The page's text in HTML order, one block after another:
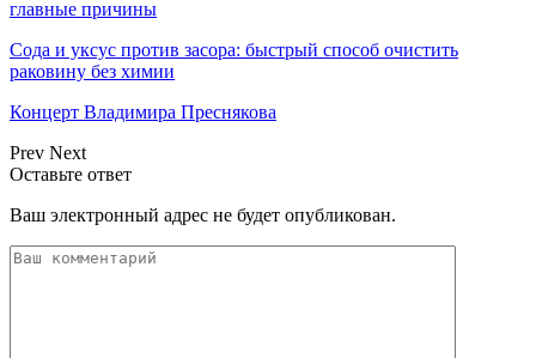
главные причины
Сода и уксус против засора: быстрый способ очистить
раковину без химии
Концерт Владимира Преснякова
Prev Next
Оставьте ответ
Ваш электронный адрес не будет опубликован.